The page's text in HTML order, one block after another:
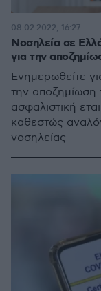
Νοσηλεία σε
για την
Ενημερωθείτε
την αποζημίωση
ασφαλιστική
καθεστώς
νοσηλείας
08.02.2022, 16:27